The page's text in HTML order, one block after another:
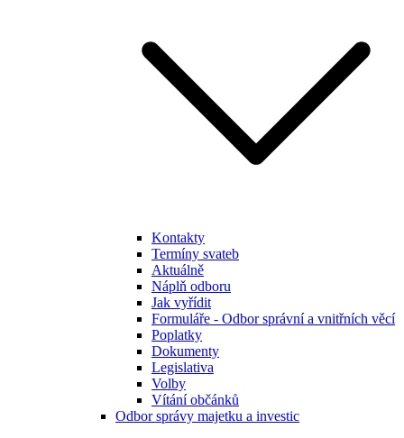
Kontakty
Termíny svateb
Aktuálně
Náplň odboru
Jak vyřídit
Formuláře - Odbor správní a vnitřních věcí
Poplatky
Dokumenty
Legislativa
Volby
Vítání občánků
Odbor správy majetku a investic